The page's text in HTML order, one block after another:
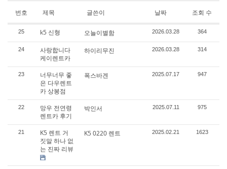
번호 제목 글쓴이 날짜 조회 수
25 k5 신형 오늘이별함 2026.03.28 364
24
사랑합니다
케이렌트카
하이리무진 2026.03.28 314
23
너무너무 좋
은 다우렌트
카 상봉점
폭스바겐 2025.07.17 947
22
망우 전연령
렌트카 후기
박인서 2025.07.11 975
21
K5 렌트 거
짓말 하나 없
는 진짜 리뷰
K5 0220 렌트 2025.02.21 1623